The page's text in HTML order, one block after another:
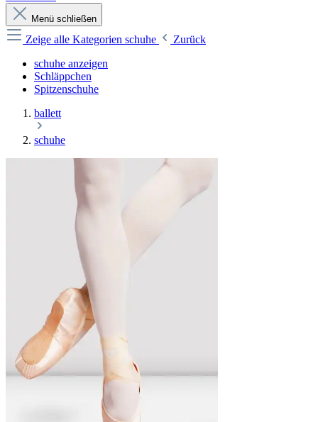
Menü schließen
Zeige alle Kategorien schuhe
Zurück
schuhe anzeigen
Schläppchen
Spitzenschuhe
ballett
schuhe